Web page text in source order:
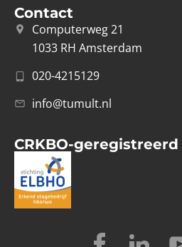
Contact
Computerweg 21
1033 RH Amsterdam
020-4215129
info@tumult.nl
CRKBO-geregistreerd